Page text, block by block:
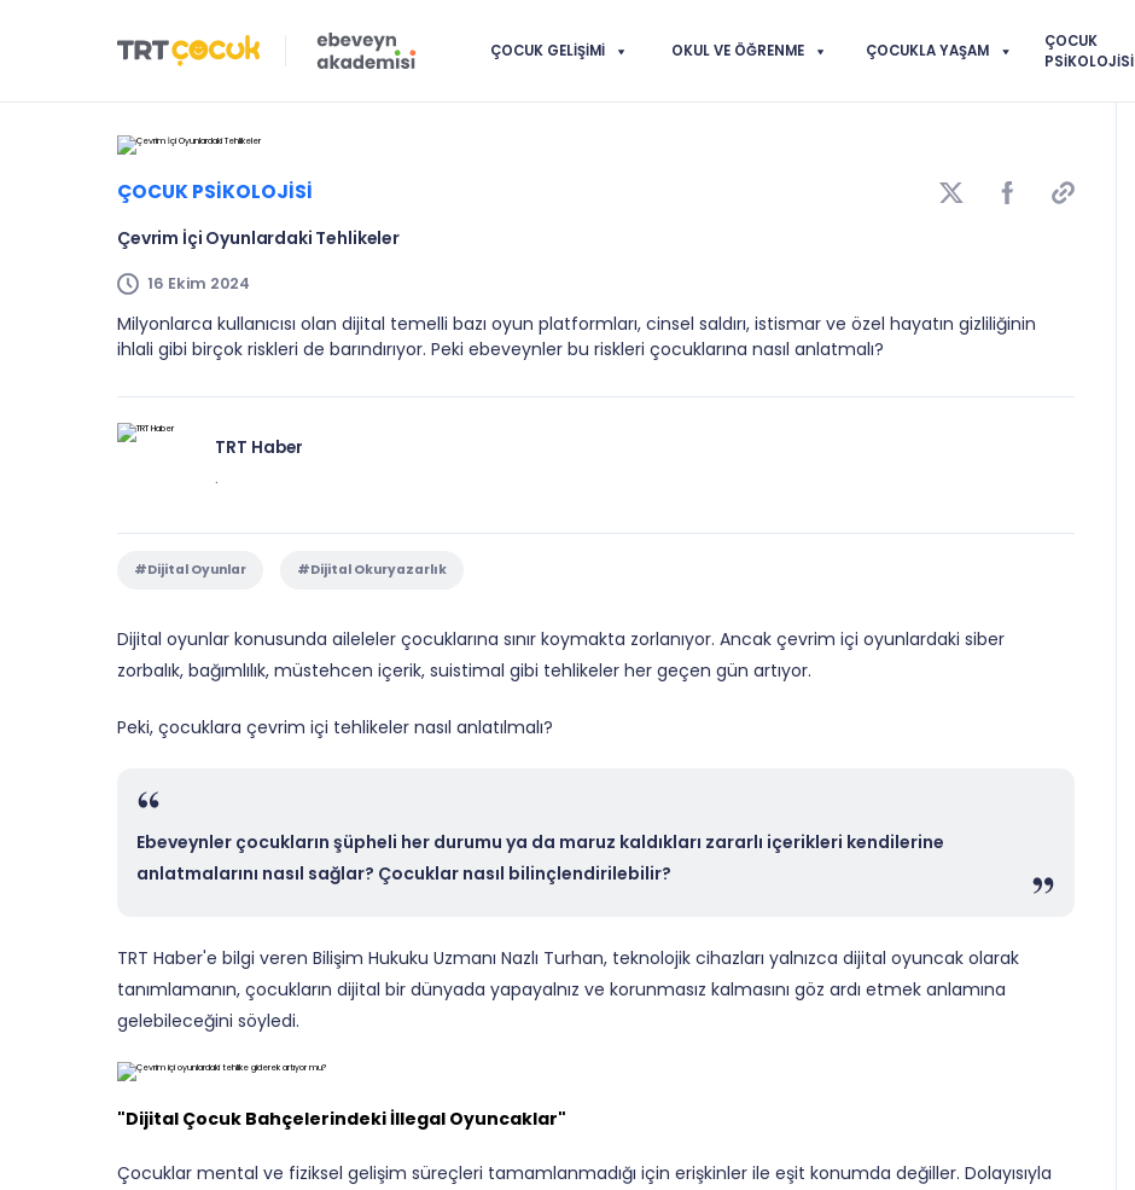
ÇOCUK GELIŞIMI OKUL VE ÖĞRENME ÇOCUKLA YAŞAM
ÇOCUK
PSIKOLOJISI
ÇOCUK PSIKOLOJISI
Çevrim İçi Oyunlardaki Tehlikeler
16 Ekim 2024
Milyonlarca kullanıcısı olan dijital temelli bazı oyun platformları, cinsel saldırı, istismar ve özel hayatın gizliliğinin
ihlali gibi birçok riskleri de barındırıyor. Peki ebeveynler bu riskleri çocuklarına nasıl anlatmalı?
TRT Haber
.
#Dijital Oyunlar #Dijital Okuryazarlık
Dijital oyunlar konusunda aileleler çocuklarına sınır koymakta zorlanıyor. Ancak çevrim içi oyunlardaki siber
zorbalık, bağımlılık, müstehcen içerik, suistimal gibi tehlikeler her geçen gün artıyor.
Peki, çocuklara çevrim içi tehlikeler nasıl anlatılmalı?
Ebeveynler çocukların şüpheli her durumu ya da maruz kaldıkları zararlı içerikleri kendilerine
anlatmalarını nasıl sağlar? Çocuklar nasıl bilinçlendirilebilir?
TRT Haber'e bilgi veren Bilişim Hukuku Uzmanı Nazlı Turhan, teknolojik cihazları yalnızca dijital oyuncak olarak
tanımlamanın, çocukların dijital bir dünyada yapayalnız ve korunmasız kalmasını göz ardı etmek anlamına
gelebileceğini söyledi.
"Dijital Çocuk Bahçelerindeki İllegal Oyuncaklar"
Çocuklar mental ve fiziksel gelişim süreçleri tamamlanmadığı için erişkinler ile eşit konumda değiller. Dolayısıyla